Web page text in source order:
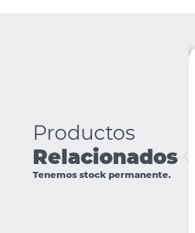
Productos
Relacionados
Tenemos stock permanente.
Imou IPC-S7UP-11M0WED
Cód. 3656 - 02 CCTV